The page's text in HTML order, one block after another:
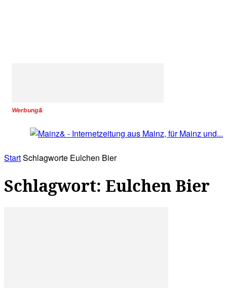
Werbung&
StartSchlagworte Eulchen Bier
Schlagwort: Eulchen Bier